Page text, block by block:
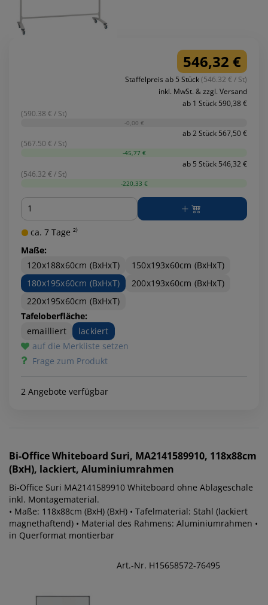
546,32 €
Staffelpreis ab 5 Stück(546.32 € / St)
inkl. MwSt. & zzgl. Versand
ab 1 Stück 590,38 €
(590.38 € / St)
-0,00 €
ab 2 Stück 567,50 €
(567.50 € / St)
-45,77 €
ab 5 Stück 546,32 €
(546.32 € / St)
-220,33 €
Menge
ca. 7 Tage ²⁾
Maße:
120x188x60cm (BxHxT)
150x193x60cm (BxHxT)
180x195x60cm (BxHxT)
200x193x60cm (BxHxT)
220x195x60cm (BxHxT)
Tafeloberfläche:
emailliert
lackiert
auf die Merkliste setzen
Frage zum Produkt
2 Angebote verfügbar
Bi-OfficeWhiteboard Suri, MA2141589910, 118x88cm
(BxH), lackiert, Aluminiumrahmen
Bi-Office Suri MA2141589910 Whiteboard ohne Ablageschale
inkl. Montagematerial.
• Maße: 118x88cm (BxH) (BxH) • Tafelmaterial: Stahl (lackiert
magnethaftend) • Material des Rahmens: Aluminiumrahmen •
in Querformat montierbar
Art.-Nr. H15658572-76495